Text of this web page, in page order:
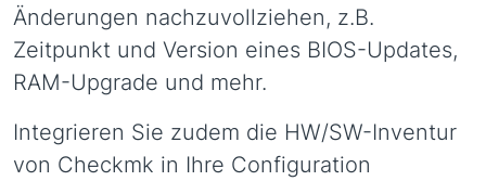
Änderungen nachzuvollziehen, z.B.
Zeitpunkt und Version eines BIOS-Updates,
RAM-Upgrade und mehr.
Integrieren Sie zudem die HW/SW-Inventur
von Checkmk in Ihre Configuration